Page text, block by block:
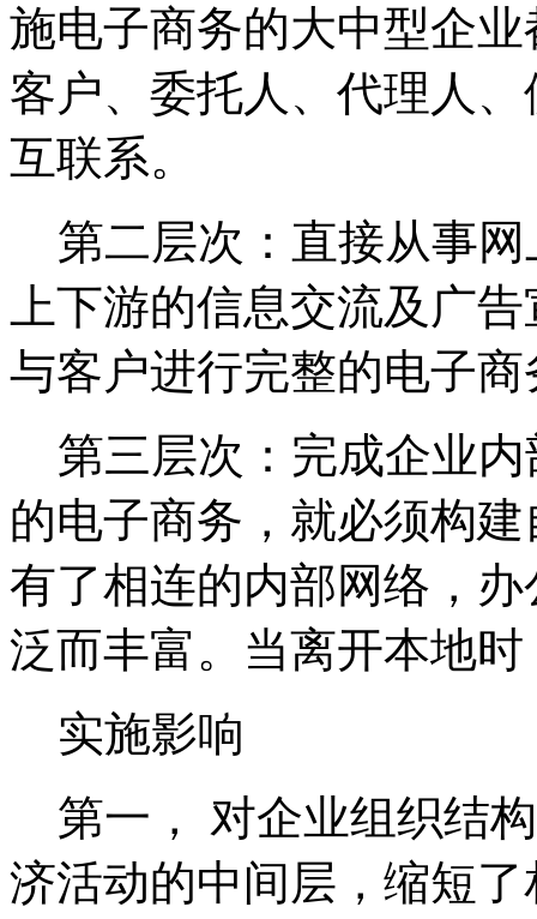
施电子商务的大中型企
客户、委托人、代理人
互联系。
第二层次：直接从事网
上下游的信息交流及广
与客户进行完整的电子
第三层次：完成企业内
的电子商务，就必须构
有了相连的内部网络，
泛而丰富。当离开本地
实施影响
第一， 对企业组织结
济活动的中间层，缩短